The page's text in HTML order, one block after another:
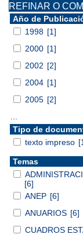
REFINAR O
Año de
1998 [1]
2000 [1]
2002 [2]
2004 [1]
2005 [2]
Tipo de
texto impreso
Temas
[6]
ANEP [6]
ANUARIOS [6]
CUADROS